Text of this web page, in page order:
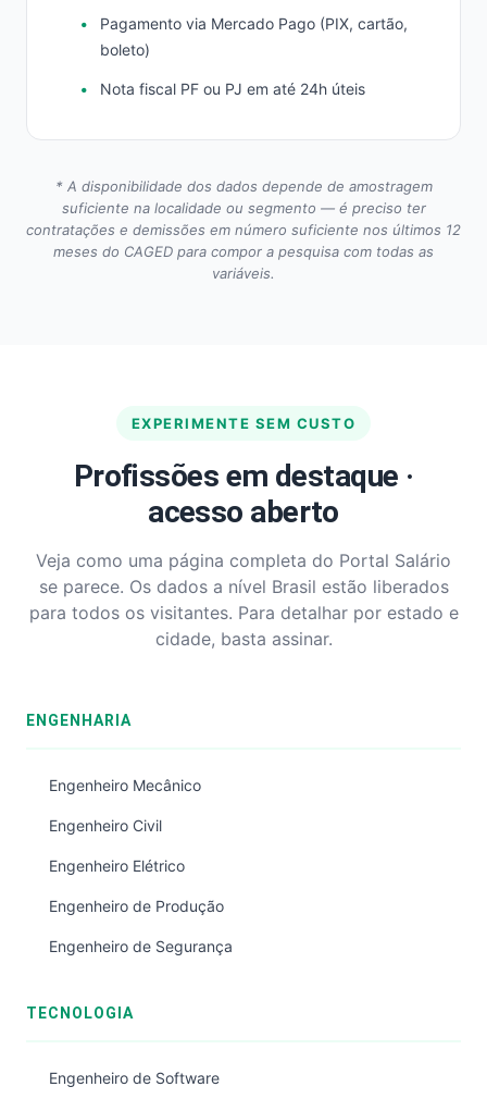
Pagamento via Mercado Pago (PIX, cartão,
boleto)
Nota fiscal PF ou PJ em até 24h úteis
* A disponibilidade dos dados depende de amostragem
suficiente na localidade ou segmento — é preciso ter
contratações e demissões em número suficiente nos últimos 12
meses do CAGED para compor a pesquisa com todas as
variáveis.
EXPERIMENTE SEM CUSTO
Profissões em destaque ·
acesso aberto
Veja como uma página completa do Portal Salário
se parece. Os dados a nível Brasil estão liberados
para todos os visitantes. Para detalhar por estado e
cidade, basta assinar.
ENGENHARIA
Engenheiro Mecânico
Engenheiro Civil
Engenheiro Elétrico
Engenheiro de Produção
Engenheiro de Segurança
TECNOLOGIA
Engenheiro de Software